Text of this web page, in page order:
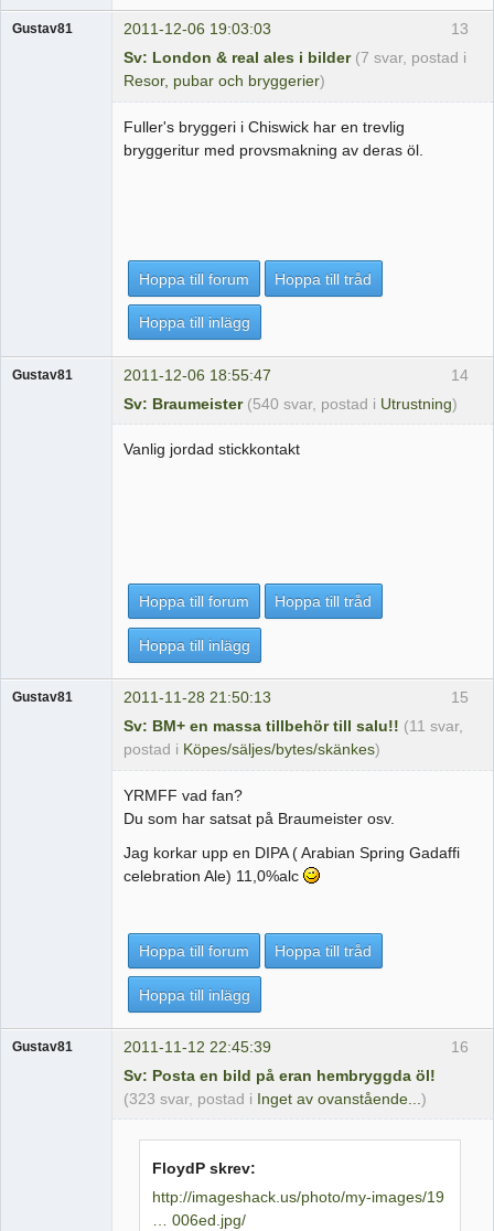
13
Gustav81
2011-12-06 19:03:03
Sv: London & real ales i bilder (7 svar, postad i
Resor, pubar och bryggerier)
Fuller's bryggeri i Chiswick har en trevlig
bryggeritur med provsmakning av deras öl.
Hoppa till forum Hoppa till tråd
Hoppa till inlägg
14
Gustav81
2011-12-06 18:55:47
Sv: Braumeister (540 svar, postad i Utrustning)
Vanlig jordad stickkontakt
Hoppa till forum Hoppa till tråd
Hoppa till inlägg
15
Gustav81
2011-11-28 21:50:13
Sv: BM+ en massa tillbehör till salu!! (11 svar,
postad i Köpes/säljes/bytes/skänkes)
YRMFF vad fan?
Du som har satsat på Braumeister osv.
Jag korkar upp en DIPA ( Arabian Spring Gadaffi
celebration Ale) 11,0%alc
Hoppa till forum Hoppa till tråd
Hoppa till inlägg
16
Gustav81
2011-11-12 22:45:39
Sv: Posta en bild på eran hembryggda öl!
(323 svar, postad i Inget av ovanstående...)
FloydP skrev:
http://imageshack.us/photo/my-images/19
… 006ed.jpg/